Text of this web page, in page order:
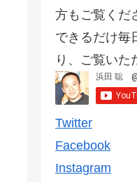
方もご覧くだ
できるだけ毎
り、ご覧いた
Twitter
Facebook
Instagram